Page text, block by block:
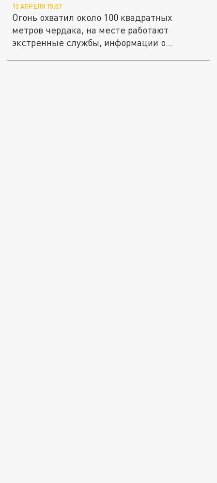
13 АПРЕЛЯ 15:57
Огонь охватил около 100 квадратных
метров чердака, на месте работают
экстренные службы, информации о...